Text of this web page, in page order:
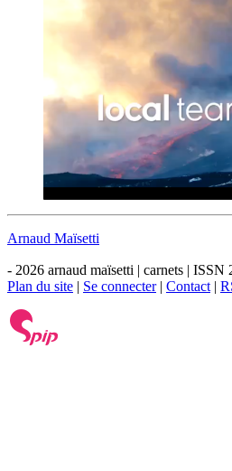
Arnaud Maïsetti
- 2026 arnaud maïsetti | carnets | ISSN
Plan du site | Se connecter| Contact |